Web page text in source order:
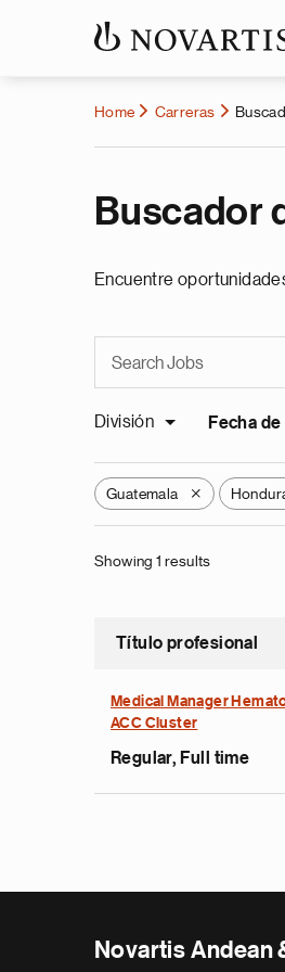
Home Carreras
Buscador
Encuentre
División Fecha
Guatemala X
Showing 1 results
Título profesional
Medical Manager
ACC Cluster
Regular, Full time
Novartis Andean